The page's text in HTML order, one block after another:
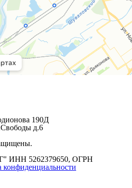
190Д
д.6
5262379650, ОГРН
конфиденциальности